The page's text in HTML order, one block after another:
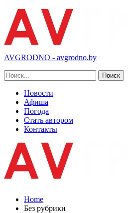
AVGRODNO - avgrodno.by
Новости
Афиша
Погода
Стать автором
Контакты
Home
Без рубрики